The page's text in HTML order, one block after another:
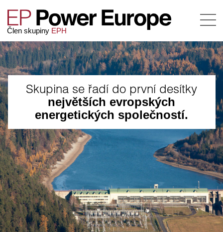
Člen skupiny EPH
Skupina se řadí do první desítky
největších evropských
energetických společností.